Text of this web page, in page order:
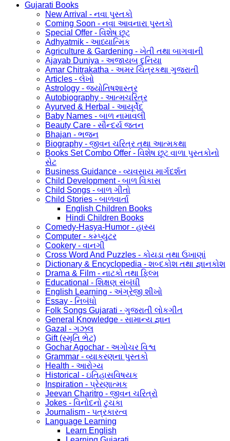
Gujarati Books
New Arrival - નવા પુસ્તકો
Coming Soon - નવા આવનારા પુસ્તકો
Special Offer - વિશેષ છૂટ
Adhyatmik - આધ્યાત્મિક
Agriculture & Gardening - ખેતી તથા બાગવાની
Ajayab Duniya - અજાયબ દુનિયા
Amar Chitrakatha - અમર ચિત્રકથા ગુજરાતી
Articles - લેખો
Astrology - જ્યોતિષશાસ્ત્ર
Autobiography - આત્મચરિત્ર
Ayurved & Herbal - આયૂર્વેદ
Baby Names - બાળ નામાવલી
Beauty Care - સૌન્દર્ય જતન
Bhajan - ભજન
Biography - જીવન ચરિત્ર તથા આત્મકથા
Books Set Combo Offer - વિશેષ છૂટ વાળા પુસ્તકોનો
સેટ
Business Guidance - વ્યવસાય માર્ગદર્શન
Child Development - બાળ વિકાસ
Child Songs - બાળ ગીતો
Child Stories - બાળવાર્તા
English Children Books
Hindi Children Books
Comedy-Hasya-Humor - હાસ્ય
Computer - કમ્પ્યુટર
Cookery - વાનગી
Cross Word And Puzzles - કોયડા તથા ઉખાણાં
Dictionary & Encyclopedia - શબ્દકોશ તથા જ્ઞાનકોશ
Drama & Film - નાટકો તથા ફિલ્મ
Educational - શિક્ષણ સંબંધી
English Learning - અંગ્રેજી શીખો
Essay - નિબંધો
Folk Songs Gujarati - ગુજરાતી લોકગીત
General Knowledge - સામાન્ય જ્ઞાન
Gazal - ગઝલ
Gift (સ્મૃતિ ભેટ)
Gochar Agochar - અગોચર વિશ્વ
Grammar - વ્યાકરણના પુસ્તકો
Health - આરોગ્ય
Historical - ઇતિહાસવિષયક
Inspiration - પ્રેરણાત્મક
Jeevan Charitro - જીવન ચરિત્રો
Jokes - વિનોદનો ટુચકા
Journalism - પત્રકારત્વ
Language Learning
Learn English